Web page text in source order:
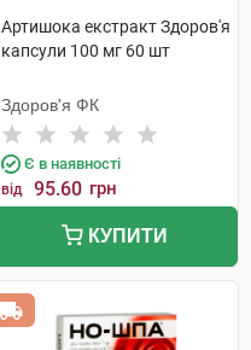
Артишока екстракт Здоров'я
капсули 100 мг 60 шт
Здоров'я ФК
Є в наявності
від 95.60 грн
КУПИТИ